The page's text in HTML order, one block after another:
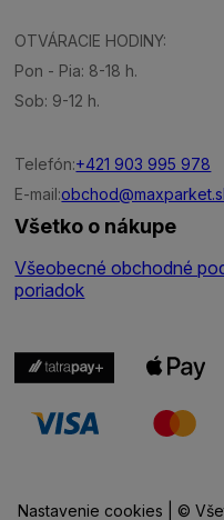
OTVÁRACIE HODINY:
Pon - Pia: 8-18 h.
Sob: 9-12 h.
Telefón:+421 903 995 978
E-mail:
Všetko o nákupe
Všeobecné obchodné
poriadok
Nastavenie cookies | ©